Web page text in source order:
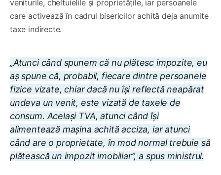
veniturile, cheltuielile și proprietățile, iar persoanele
care activează în cadrul bisericilor achită deja anumite
taxe indirecte.
„Atunci când spunem că nu plătesc impozite, eu
aș spune că, probabil, fiecare dintre persoanele
fizice vizate, chiar dacă nu își reflectă neapărat
undeva un venit, este vizată de taxele de
consum. Același TVA, atunci când își
alimentează mașina achită acciza, iar atunci
când are o proprietate, în mod normal trebuie să
plătească un impozit imobiliar”, a spus ministrul.